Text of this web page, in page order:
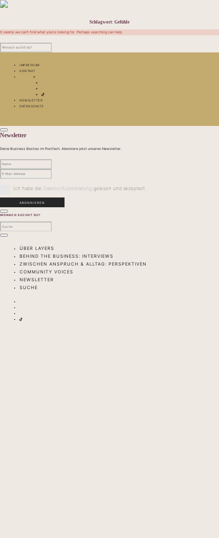
Schlagwort: Gefühle
It seems we can’t find what you’re looking for. Perhaps searching can help.
IMPRESSUM
KONTAKT
NEWSLETTER
DATENSCHUTZ
Newsletter
Deine Business Besties im Postfach. Abonniere jetzt unseren Newsletter.
Ich habe die Datenschutzerklärung gelesen und akzeptiert.
WONACH SUCHST DU?
ÜBER LAYERS
BEHIND THE BUSINESS: INTERVIEWS
ZWISCHEN ANSPRUCH & ALLTAG: PERSPEKTIVEN
COMMUNITY VOICES
NEWSLETTER
SUCHE